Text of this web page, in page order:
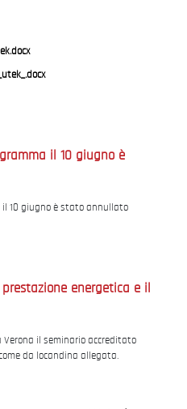
il 10 giugno è
il 10 giugno è stato annullato
energetica e il
Verona il seminario accreditato
da locandina allegata.